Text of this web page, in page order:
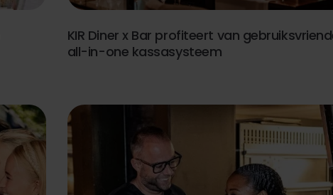
KIR Diner x Bar profiteert van
all-in-one kassasysteem